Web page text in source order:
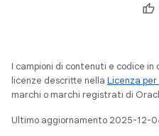
I campioni di contenuti e codice
licenze descritte nella Licenza
marchi o marchi registrati di
Ultimo aggiornamento 2025-12-